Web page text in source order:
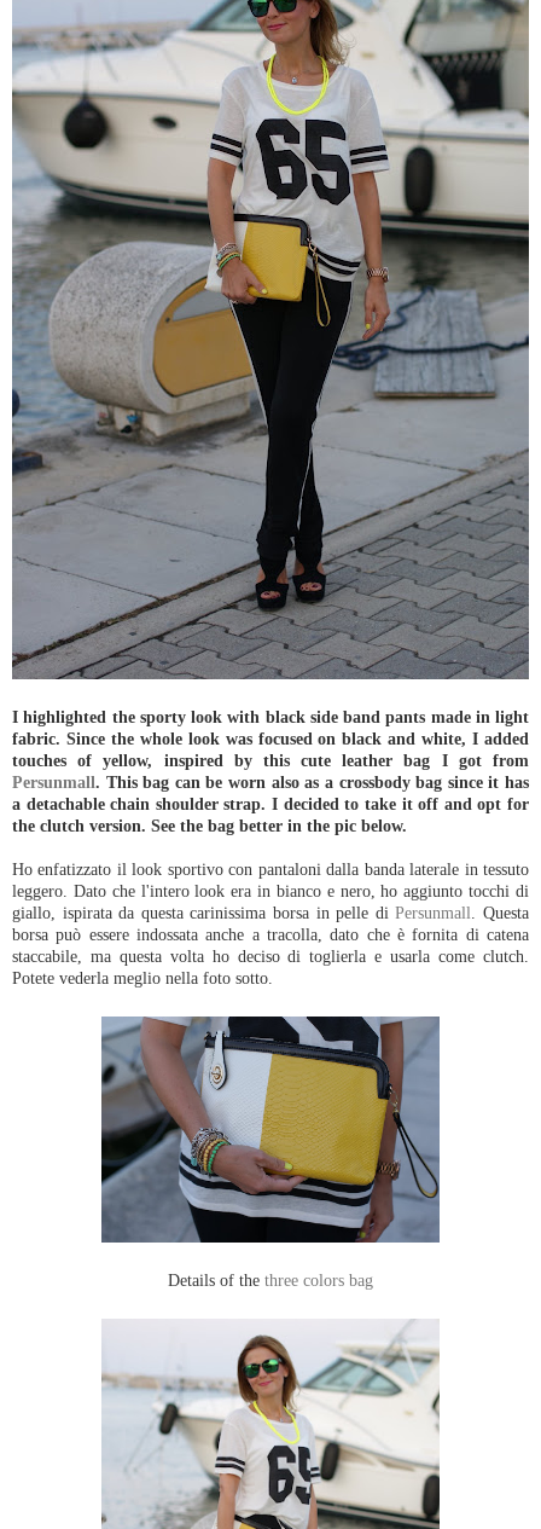
I highlighted the sporty look with black side band pants made in light
fabric. Since the whole look was focused on black and white, I added
touches of yellow, inspired by this cute leather bag I got from
Persunmall. This bag can be worn also as a crossbody bag since it has
a detachable chain shoulder strap. I decided to take it off and opt for
the clutch version. See the bag better in the pic below.
Ho enfatizzato il look sportivo con pantaloni dalla banda laterale in tessuto
leggero. Dato che l'intero look era in bianco e nero, ho aggiunto tocchi di
giallo, ispirata da questa carinissima borsa in pelle diPersunmall . Questa
borsa può essere indossata anche a tracolla, dato che è fornita di catena
staccabile, ma questa volta ho deciso di toglierla e usarla come clutch.
Potete vederla meglio nella foto sotto.
Details of the three colors bag